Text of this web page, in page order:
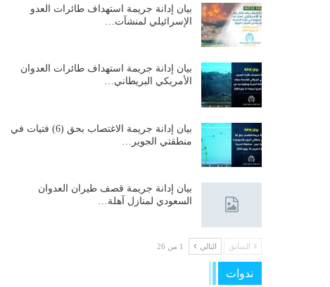
بيان إدانة جريمة استهداف طائرات العدو
الإسرائيلي لمنشآت…
بيان إدانة جريمة استهداف طائرات العدوان
الأمريكي البريطاني…
بيان إدانة جريمة الاغتصاب بحق (6) فتيات في
منطقتي الجوير…
بيان إدانة جريمة قصف طيران العدوان
السعودي لمنازل آهلة…
السابق التالي 1 من 26
ندوات